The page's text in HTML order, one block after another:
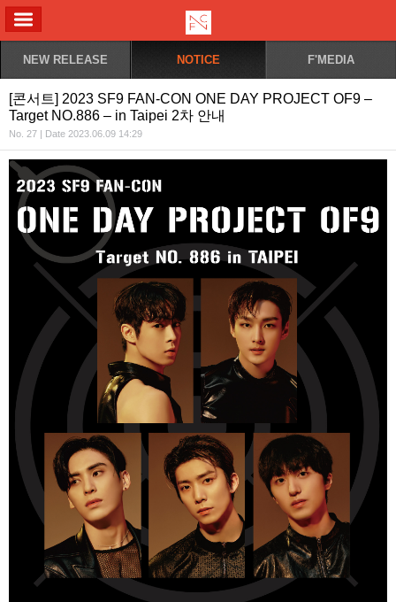
NEW RELEASE NOTICE F'MEDIA
[콘서트] 2023 SF9 FAN-CON ONE DAY PROJECT OF9 –
Target NO.886 – in Taipei 2차 안내
No. 27 | Date 2023.06.09 14:29